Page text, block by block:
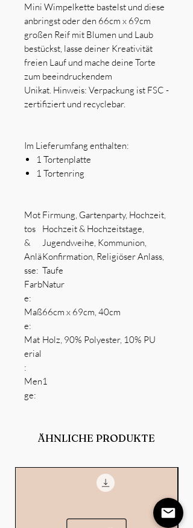
Mini Wimpelkette bastelst und diese
anbringst oder den 66cm x 69cm
großen Reif mit Blumen und Laub
bestückst, lasse deiner Kreativität
freien Lauf und mache deine Torte
zum beeindruckendem
Unikat. Hinweis: Verpackung ist FSC -
zertifiziert und recyclebar.
Im Lieferumfang enthalten:
1 Tortenplatte
1 Tortenring
Mot
tos
&
Anlä
sse:
Firmung, Gartenparty, Hochzeit,
Hochzeit & Hochzeitstage,
Jugendweihe, Kommunion,
Konfirmation, Religiöser Anlass,
Taufe
Farb
e:
Natur
Maß
e:
66cm x 69cm, 40cm
Mat
erial
:
Holz, 90% Polyester, 10% PU
Men
ge:
1
ÄHNLICHE PRODUKTE